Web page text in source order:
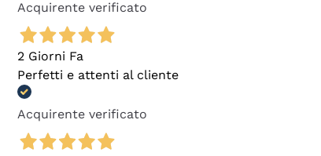
Acquirente verificato
2 Giorni Fa
Perfetti e attenti al cliente
Acquirente verificato